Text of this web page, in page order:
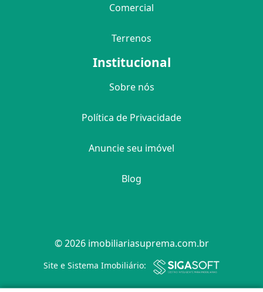
Filtro
Comercial
Terrenos
Institucional
Sobre nós
Política de Privacidade
Anuncie seu imóvel
Blog
© 2026 imobiliariasuprema.com.br
Site e Sistema Imobiliário: